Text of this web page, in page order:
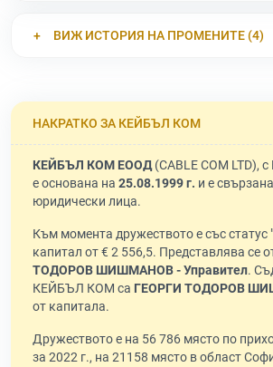
ВИЖ ИСТОРИЯ НА ПРОМЕНИТЕ (4)
НАКРАТКО ЗА КЕЙБЪЛ КОМ
КЕЙБЪЛ КОМ ЕООД(CABLE COM LTD),
е основана на 25.08.1999 г. и е
юридически лица.
Към момента дружеството е със статус "
капитал от € 2 556,5. Представлява се
ТОДОРОВ ШИШМАНОВ - Управител.
КЕЙБЪЛ КОМ са ГЕОРГИ ТОДОРОВ
от капитала.
Дружеството е на 56 786 място по
за 2022 г., на 21158 място в област